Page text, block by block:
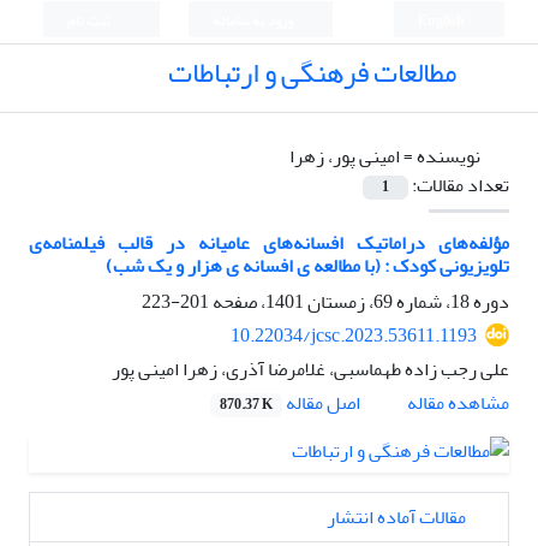
مطالعات فرهنگی و ارتباطات
نویسنده =امینی پور، زهرا
تعداد مقالات:
1
مؤلفه‌های دراماتیک افسانه‌های عامیانه در قالب فیلمنامه‌ی
تلویزیونی کودک : (با مطالعه ی افسانه ی هزار و یک شب)
دوره 18، شماره 69، زمستان 1401، صفحه
201-223
10.22034/jcsc.2023.53611.1193
علی رجب زاده طهماسبی، غلامرضا آذری، زهرا امینی پور
مشاهده مقاله
اصل مقاله 870.37 K
مقالات آماده انتشار